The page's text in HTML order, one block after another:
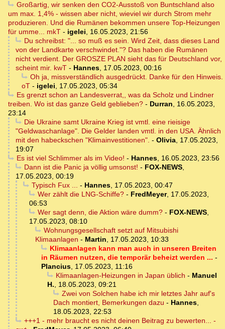
Großartig, wir senken den CO2-Ausstoß von Buntschland also
um max. 1,4% - wissen aber nicht, wieviel wir durch Strom mehr
produzieren. Und die Rumänen bekommen unsere Top-Heizungen
für umme... mkT - igelei, 16.05.2023, 21:56
Du schreibst: "... so muß es sein. Wird Zeit, dass dieses Land
von der Landkarte verschwindet."? Das haben die Rumänen
nicht verdient. Der GROSZE PLAN sieht das für Deutschland vor,
scheint mir. kwT - Hannes, 17.05.2023, 00:16
Oh ja, missverständlich ausgedrückt. Danke für den Hinweis.
oT - igelei, 17.05.2023, 05:34
Es grenzt schon an Landesverrat,, was da Scholz und Lindner
treiben. Wo ist das ganze Geld geblieben? - Durran, 16.05.2023,
23:14
Die Ukraine samt Ukraine Krieg ist vmtl. eine rieisige
"Geldwaschanlage". Die Gelder landen vmtl. in den USA. Ähnlich
mit den habeckschen "Klimainvestitionen". - Olivia, 17.05.2023,
19:07
Es ist viel Schlimmer als im Video! - Hannes, 16.05.2023, 23:56
Dann ist die Panic ja völlig umsonst! - FOX-NEWS,
17.05.2023, 00:19
Typisch Fux ... - Hannes, 17.05.2023, 00:47
Wer zählt die LNG-Schiffe?- FredMeyer, 17.05.2023,
06:53
Wer sagt denn, die Aktion wäre dumm?- FOX-NEWS,
17.05.2023, 08:10
Wohnungsgesellschaft setzt auf Mitsubishi
Klimaanlagen - Martin, 17.05.2023, 10:33
Klimaanlagen kann man auch in unseren Breiten
in Räumen nutzen, die temporär beheizt werden ... -
Plancius, 17.05.2023, 11:16
Klimaanlagen-Heizungen in Japan üblich - Manuel
H., 18.05.2023, 09:21
Zwei von Solchen habe ich mir letztes Jahr auf's
Dach montiert, Bemerkungen dazu - Hannes,
18.05.2023, 22:53
+++1 - mehr braucht es nicht deinen Beitrag zu bewerten... -